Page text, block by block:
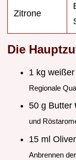
Zitrone
Die
1 kg
Regionale
50 g Butter
und
15 ml
Anbrennen